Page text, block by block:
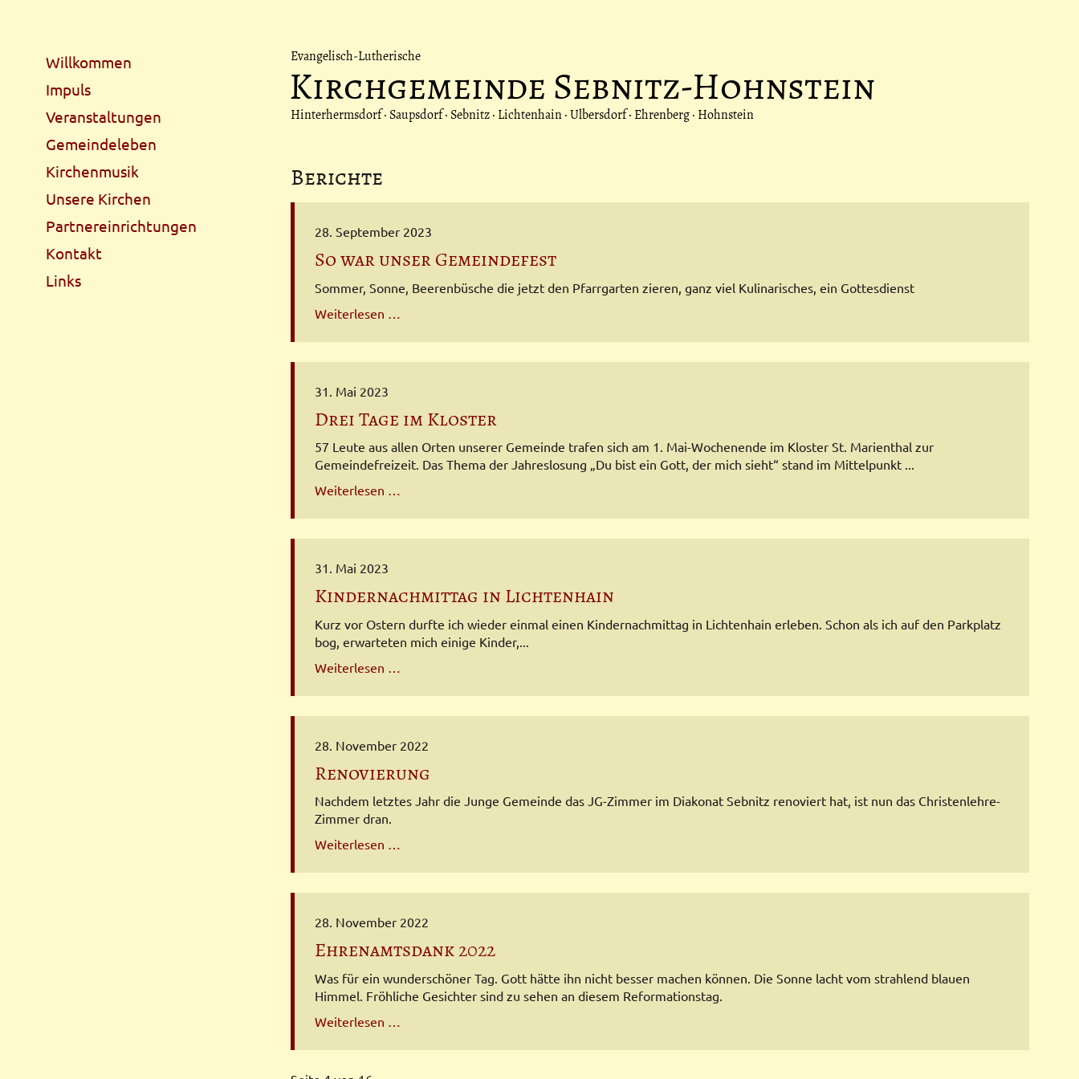
Evangelisch-Lutherische
Kirchgemeinde Sebnitz-Hohnstein
Hinterhermsdorf · Saupsdorf · Sebnitz · Lichtenhain · Ulbersdorf · Ehrenberg · Hohnstein
Berichte
28. September 2023
So war unser Gemeindefest
Sommer, Sonne, Beerenbüsche die jetzt den Pfarrgarten zieren, ganz viel Kulinarisches, ein Gottesdienst
Weiterlesen …
31. Mai 2023
Drei Tage im Kloster
57 Leute aus allen Orten unserer Gemeinde trafen sich am 1. Mai-Wochenende im Kloster St. Marienthal zur
Gemeindefreizeit. Das Thema der Jahreslosung „Du bist ein Gott, der mich sieht“ stand im Mittelpunkt ...
Weiterlesen …
31. Mai 2023
Kindernachmittag in Lichtenhain
Kurz vor Ostern durfte ich wieder einmal einen Kindernachmittag in Lichtenhain erleben. Schon als ich auf den Parkplatz
bog, erwarteten mich einige Kinder,...
Weiterlesen …
28. November 2022
Renovierung
Nachdem letztes Jahr die Junge Gemeinde das JG-Zimmer im Diakonat Sebnitz renoviert hat, ist nun das Christenlehre-
Zimmer dran.
Weiterlesen …
28. November 2022
Ehrenamtsdank 2022
Was für ein wunderschöner Tag. Gott hätte ihn nicht besser machen können. Die Sonne lacht vom strahlend blauen
Himmel. Fröhliche Gesichter sind zu sehen an diesem Reformationstag.
Weiterlesen …
Navigation
Willkommen
Impuls
Veranstaltungen
Gemeindeleben
Kirchenmusik
Unsere Kirchen
Partnereinrichtungen
Kontakt
Links